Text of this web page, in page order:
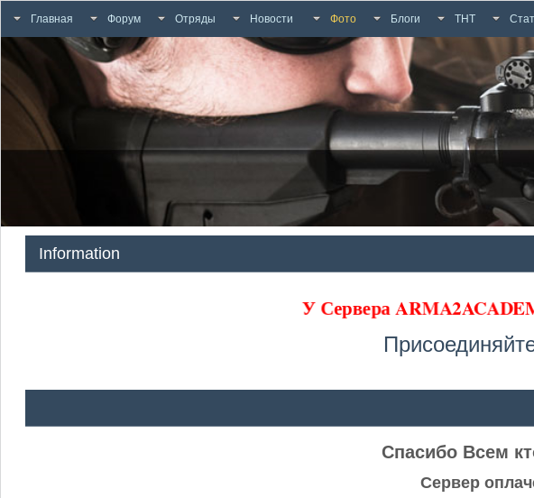
Главная Форум Отряды Новости Фото Блоги ТНТ
Information
У Сервера
Спасибо Всем
Сервер